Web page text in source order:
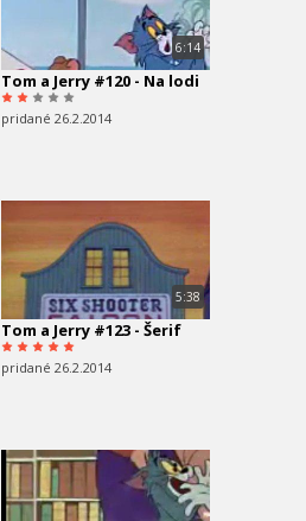
6:14
Tom a Jerry #120 - Na lodi
pridané 26.2.2014
5:38
Tom a Jerry #123 - Šerif
pridané 26.2.2014